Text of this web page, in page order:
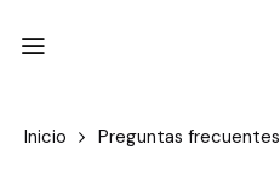
Inicio Preguntas frecuentes